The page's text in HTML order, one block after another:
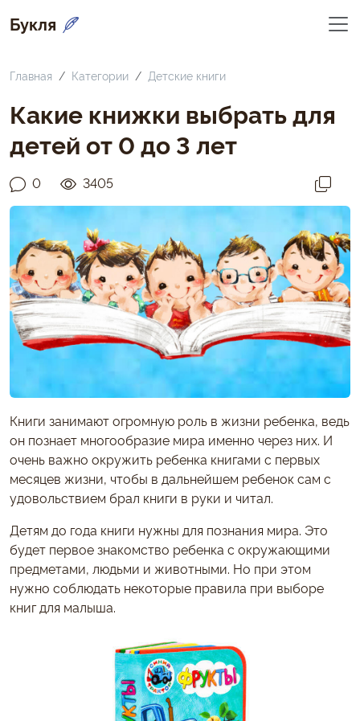
Букля
Главная Категории Детские книги
Какие книжки выбрать для
детей от 0 до 3 лет
0 3405
Книги занимают огромную роль в жизни ребенка, ведь
он познает многообразие мира именно через них. И
очень важно окружить ребенка книгами с первых
месяцев жизни, чтобы в дальнейшем ребенок сам с
удовольствием брал книги в руки и читал.
Детям до года книги нужны для познания мира. Это
будет первое знакомство ребенка с окружающими
предметами, людьми и животными. Но при этом
нужно соблюдать некоторые правила при выборе
книг для малыша.